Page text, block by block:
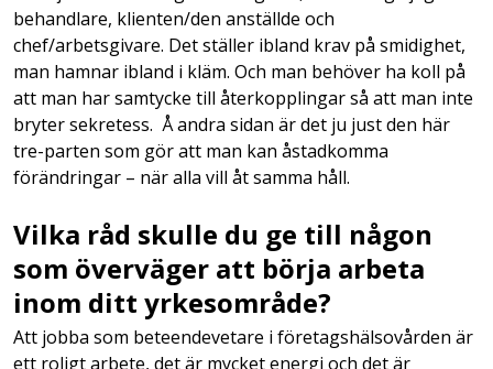
behandlare, klienten/den anställde och
chef/arbetsgivare. Det ställer ibland krav på smidighet,
man hamnar ibland i kläm. Och man behöver ha koll på
att man har samtycke till återkopplingar så att man inte
bryter sekretess. Å andra sidan är det ju just den här
tre-parten som gör att man kan åstadkomma
förändringar – när alla vill åt samma håll.
Vilka råd skulle du ge till någon
som överväger att börja arbeta
inom ditt yrkesområde?
Att jobba som beteendevetare i företagshälsovården är
ett roligt arbete, det är mycket energi och det är